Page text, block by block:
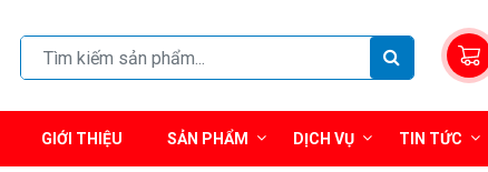
GIỚI THIỆU SẢN PHẨM DỊCH VỤ TIN TỨC